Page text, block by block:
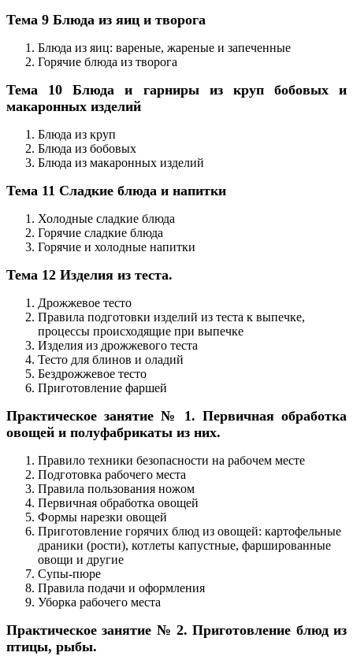
Тема 9 Блюда из яиц и творога
Блюда из яиц: вареные, жареные и запеченные
Горячие блюда из творога
Тема 10 Блюда и гарниры из круп бобовых и
макаронных изделий
Блюда из круп
Блюда из бобовых
Блюда из макаронных изделий
Тема 11 Сладкие блюда и напитки
Холодные сладкие блюда
Горячие сладкие блюда
Горячие и холодные напитки
Тема 12 Изделия из теста.
Дрожжевое тесто
Правила подготовки изделий из теста к выпечке,
процессы происходящие при выпечке
Изделия из дрожжевого теста
Тесто для блинов и оладий
Бездрожжевое тесто
Приготовление фаршей
Практическое занятие № 1. Первичная обработка
овощей и полуфабрикаты из них.
Правило техники безопасности на рабочем месте
Подготовка рабочего места
Правила пользования ножом
Первичная обработка овощей
Формы нарезки овощей
Приготовление горячих блюд из овощей: картофельные
драники (рости), котлеты капустные, фаршированные
овощи и другие
Супы-пюре
Правила подачи и оформления
Уборка рабочего места
Практическое занятие № 2. Приготовление блюд из
птицы, рыбы.